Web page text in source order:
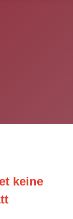
keine